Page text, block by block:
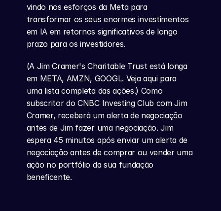
vindo nos esforços da Meta para
transformar os seus enormes investimentos
em IA em retornos significativos de longo
prazo para os investidores.
(A Jim Cramer's Charitable Trust está longa
em META, AMZN, GOOGL. Veja aqui para
uma lista completa das ações.) Como
subscritor do CNBC Investing Club com Jim
Cramer, receberá um alerta de negociação
antes de Jim fazer uma negociação. Jim
espera 45 minutos após enviar um alerta de
negociação antes de comprar ou vender uma
ação no portfólio da sua fundação
beneficente.